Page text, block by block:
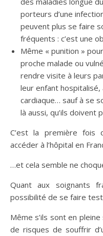
porteurs d’une
peuvent plus se faire
fréquents : c’est une
Même « punition »
proche malade ou
rendre visite à leurs
leur enfant hospitalisé,
cardiaque… sauf à se
là aussi, qu’ils doivent
C’est la première fois
accéder à l’hôpital en
…et cela semble ne
Quant aux soignants
possibilité de se faire
Même s’ils sont en
de risques de souffrir